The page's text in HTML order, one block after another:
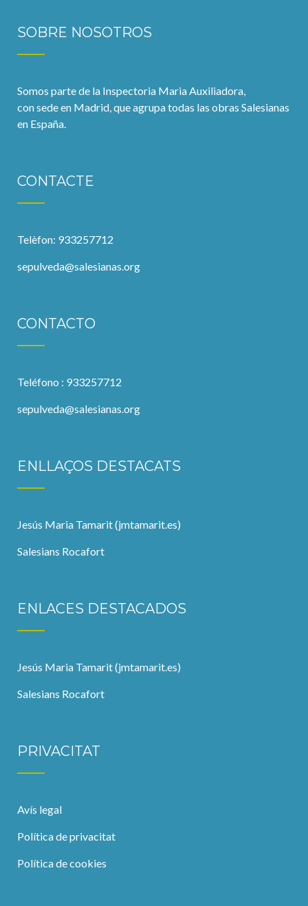
SOBRE NOSOTROS
Somos parte de la Inspectoria Maria Auxiliadora,
con sede en Madrid, que agrupa todas las obras Salesianas
en España.
CONTACTE
Telèfon: 933257712
sepulveda@salesianas.org
CONTACTO
Teléfono : 933257712
sepulveda@salesianas.org
ENLLAÇOS DESTACATS
Jesús Maria Tamarit (jmtamarit.es)
Salesians Rocafort
ENLACES DESTACADOS
Jesús Maria Tamarit (jmtamarit.es)
Salesians Rocafort
PRIVACITAT
Avís legal
Política de privacitat
Política de cookies